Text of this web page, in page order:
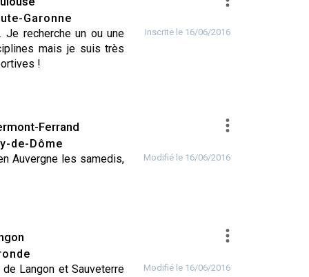
Garonne
recherche un ou une
mais je suis très
!
Inscrite le 16/06/2016
Ferrand
de-Dôme
Auvergne les samedis,
Modifié le 16/06/2016
Langon et Sauveterre
Modifié le 16/06/2016